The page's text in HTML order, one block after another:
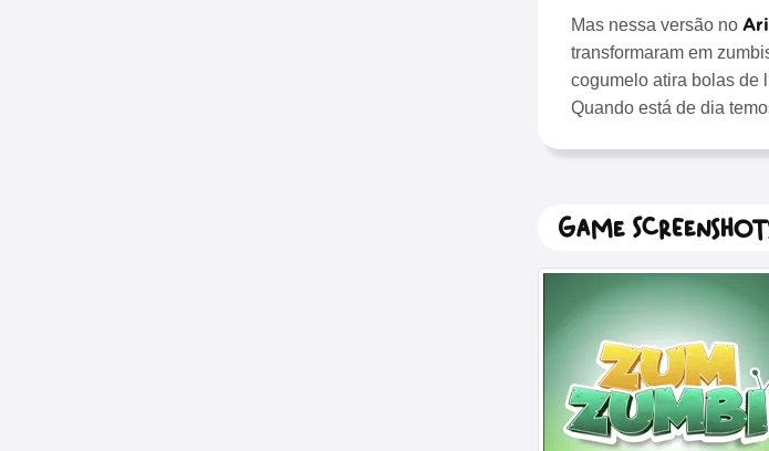
Mas nessa versão no
transformaram em
cogumelo atira bolas de
Quando está de dia
Game